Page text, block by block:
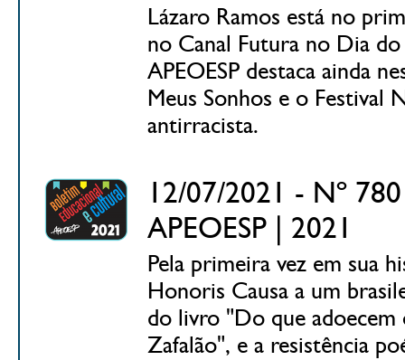
Lázaro Ramos está no
no Canal Futura no Dia
APEOESP destaca ainda
Meus Sonhos e o Festival
antirracista.
12/07/2021 - Nº
APEOESP | 2021
Pela primeira vez em sua
Honoris Causa a um
do livro "Do que adoecem
Zafalão", e a resistência